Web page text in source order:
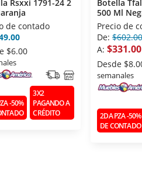
Rsxxi 1791-24 2
de contado
$6.00
-50%
3X2
PAGANDO A
CRÉDITO
Botella
500 Ml
Precio de
De: $602.00
A: $331.00
Desde
semanales
2DA PZA -50%
DE CONTADO